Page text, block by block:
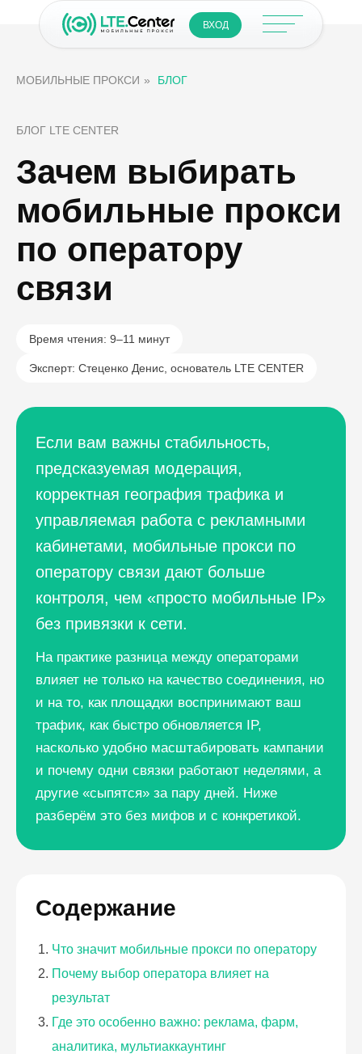
ВХОД
МОБИЛЬНЫЕ ПРОКСИ » БЛОГ
БЛОГ LTE CENTER
Зачем выбирать
мобильные прокси
по оператору
связи
Время чтения: 9–11 минут
Эксперт: Стеценко Денис, основатель LTE CENTER
Если вам важны стабильность,
предсказуемая модерация,
корректная география трафика и
управляемая работа с рекламными
кабинетами, мобильные прокси по
оператору связи дают больше
контроля, чем «просто мобильные IP»
без привязки к сети.
На практике разница между операторами
влияет не только на качество соединения, но
и на то, как площадки воспринимают ваш
трафик, как быстро обновляется IP,
насколько удобно масштабировать кампании
и почему одни связки работают неделями, а
другие «сыпятся» за пару дней. Ниже
разберём это без мифов и с конкретикой.
Содержание
Что значит мобильные прокси по оператору
Почему выбор оператора влияет на
результат
Где это особенно важно: реклама, фарм,
аналитика, мультиаккаунтинг